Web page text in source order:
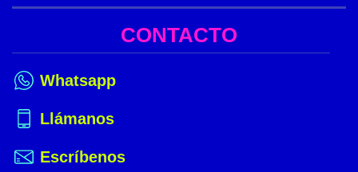
CONTACTO
Whatsapp
Llámanos
Escríbenos